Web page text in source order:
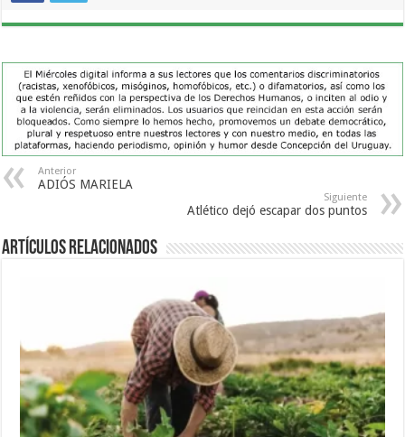
Anterior
ADIÓS MARIELA
Siguiente
Atlético dejó escapar dos puntos
Artículos Relacionados